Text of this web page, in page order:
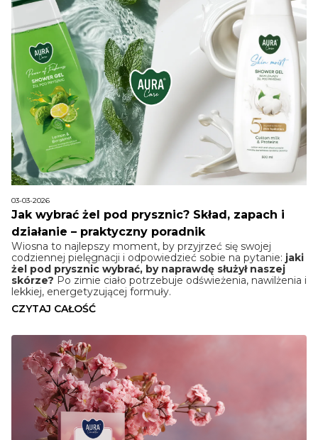
03-03-2026
Jak wybrać żel pod prysznic? Skład, zapach i
działanie – praktyczny poradnik
Wiosna to najlepszy moment, by przyjrzeć się swojej
codziennej pielęgnacji i odpowiedzieć sobie na pytanie: jaki
żel pod prysznic wybrać, by naprawdę służył naszej
skórze? Po zimie ciało potrzebuje odświeżenia, nawilżenia i
lekkiej, energetyzującej formuły.
CZYTAJ CAŁOŚĆ